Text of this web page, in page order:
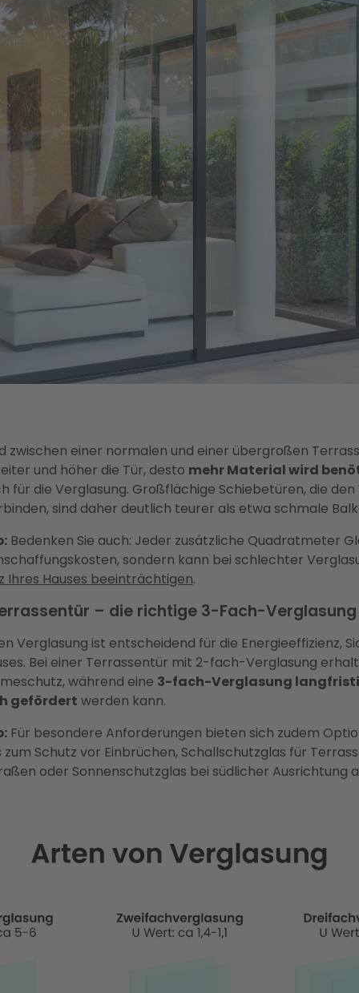
zwischen einer normalen und einer übergroßen
und höher die Tür, desto mehr Material wird
für die Verglasung. Großflächige Schiebetüren, die
sind daher deutlich teurer als etwa schmale
Bedenken Sie auch: Jeder zusätzliche Quadratmeter
sondern kann bei schlechter
Ihres Hauses beeinträchtigen.
– die richtige 3-Fach-Verglasung
Verglasung ist entscheidend für die Energieeffizienz,
Bei einer Terrassentür mit 2-fach-Verglasung
während eine 3-fach-Verglasung
gefördert werden kann.
Für besondere Anforderungen bieten sich zudem
Schutz vor Einbrüchen, Schallschutzglas für
oder Sonnenschutzglas bei südlicher Ausrichtung